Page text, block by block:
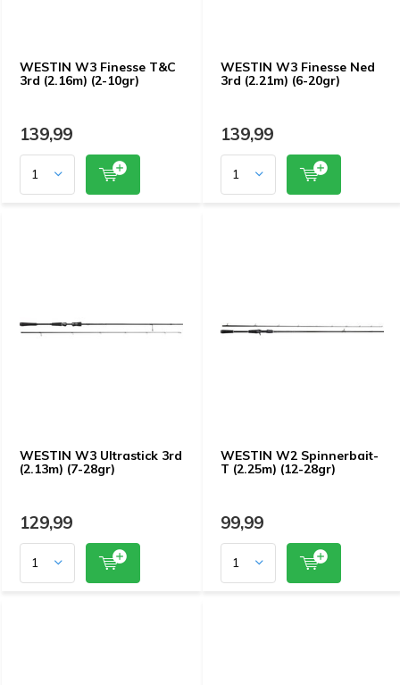
WESTIN W3 Finesse T&C
3rd (2.16m) (2-10gr)
139,99
WESTIN W3 Finesse Ned
3rd (2.21m) (6-20gr)
139,99
WESTIN W3 Ultrastick 3rd
(2.13m) (7-28gr)
129,99
WESTIN W2 Spinnerbait-
T (2.25m) (12-28gr)
99,99